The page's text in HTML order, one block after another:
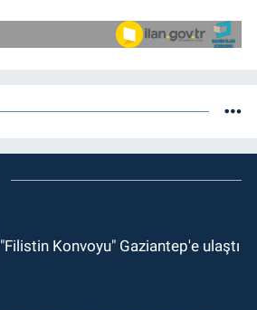
"Filistin Konvoyu" Gaziantep'e ulaştı